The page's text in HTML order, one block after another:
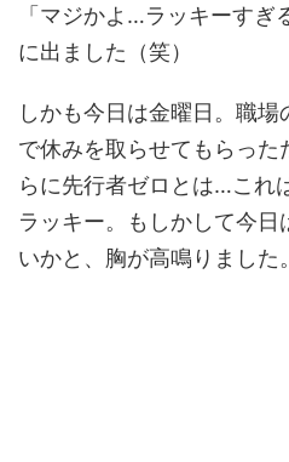
「マジかよ…ラッキーすぎ
に出ました（笑）
しかも今日は金曜日。職
で休みを取らせてもらった
らに先行者ゼロとは…これ
ラッキー。もしかして今日
いかと、胸が高鳴りました。